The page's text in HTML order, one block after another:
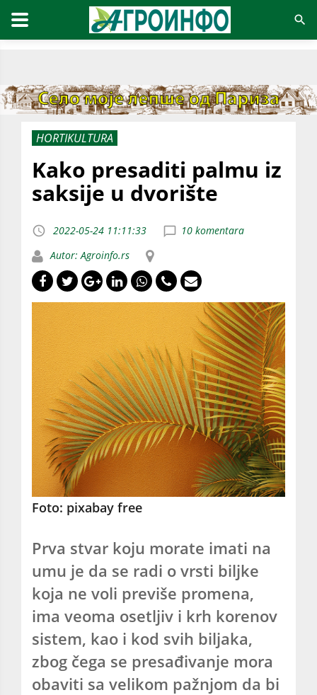
HORTIKULTURA
Kako presaditi palmu iz
saksije u dvorište
2022-05-24 11:11:33
10 komentara
Autor: Agroinfo.rs
Foto: pixabay free
Prva stvar koju morate imati na
umu je da se radi o vrsti biljke
koja ne voli previše promena,
ima veoma osetljiv i krh korenov
sistem, kao i kod svih biljaka,
zbog čega se presađivanje mora
obaviti sa velikom pažnjom da bi